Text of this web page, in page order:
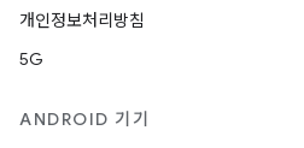
개인정보처리방침
5G
ANDROID 기기